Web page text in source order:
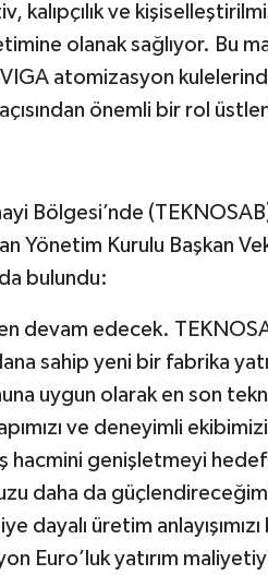
kalıpçılık ve
olanak sağlıyor. Bu
atomizasyon
önemli bir rol
Bölgesi’nde
Yönetim Kurulu Başkan
bulundu:
devam edecek.
sahip yeni bir fabrika
uygun olarak en son
ve deneyimli
hacmini genişletmeyi
daha da
üretim anlayışımızı
Euro’luk yatırım